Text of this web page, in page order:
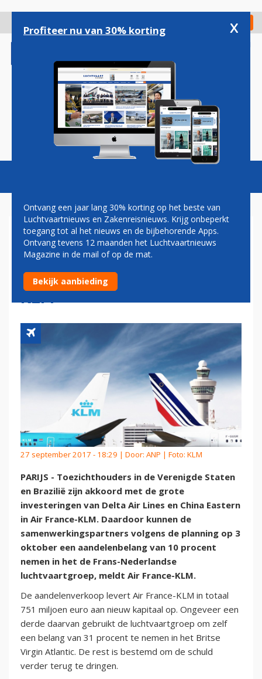
gaan
Check in
Magazine Podcasts Vacatures
GROEN LICHT VOOR DELTA EN
CHINA EASTERN VOOR
AANDEEL IN AIR FRANCE-
KLM
27 september 2017 - 18:29 | Door: ANP | Foto: KLM
PARIJS - Toezichthouders in de Verenigde Staten
en Brazilië zijn akkoord met de grote
investeringen van Delta Air Lines en China Eastern
in Air France-KLM. Daardoor kunnen de
samenwerkingspartners volgens de planning op 3
oktober een aandelenbelang van 10 procent
nemen in het de Frans-Nederlandse
luchtvaartgroep, meldt Air France-KLM.
De aandelenverkoop levert Air France-KLM in totaal
751 miljoen euro aan nieuw kapitaal op. Ongeveer een
derde daarvan gebruikt de luchtvaartgroep om zelf
een belang van 31 procent te nemen in het Britse
Virgin Atlantic. De rest is bestemd om de schuld
verder terug te dringen.
Profiteer nu van 30% korting x
Ontvang een jaar lang 30% korting op het beste van
Luchtvaartnieuws en Zakenreisnieuws. Krijg onbeperkt
toegang tot al het nieuws en de bijbehorende Apps.
Ontvang tevens 12 maanden het Luchtvaartnieuws
Magazine in de mail of op de mat.
Bekijk aanbieding